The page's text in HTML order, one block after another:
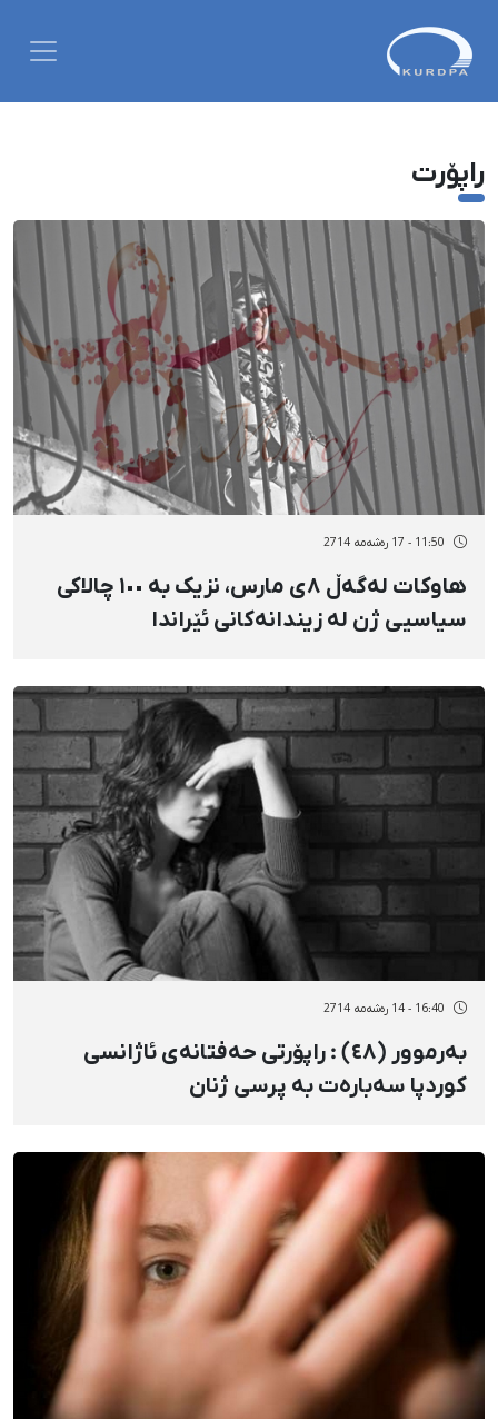
راپۆرت
11:50 - 17 رەشەمه 2714
هاوکات لەگەڵ ٨ی مارس، نزیک بە ١٠٠ چالاکی
سیاسیی ژن لە زیندانەکانی ئێراندا
16:40 - 14 رەشەمه 2714
بەرموور (٤٨) : راپۆرتی حەفتانەی ئاژانسی
کوردپا سەبارەت بە پرسی ژنان